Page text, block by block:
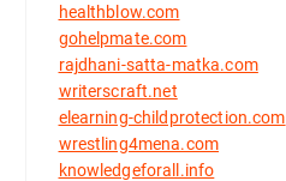
healthblow.com
gohelpmate.com
rajdhani-satta-matka.com
writerscraft.net
elearning-childprotection.com
wrestling4mena.com
knowledgeforall.info